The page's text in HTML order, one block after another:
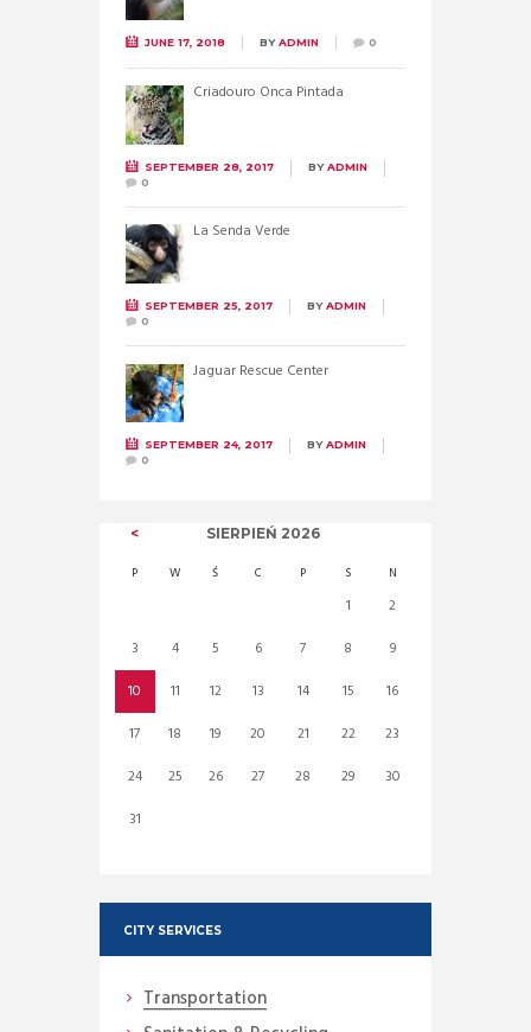
JUNE 17, 2018 BYADMIN 0
Criadouro Onca Pintada
SEPTEMBER 28, 2017 BYADMIN
0
La Senda Verde
SEPTEMBER 25, 2017 BYADMIN
0
Jaguar Rescue Center
SEPTEMBER 24, 2017 BYADMIN
0
SIERPIEŃ 2026
P W Ś C P S N
1
2
3
4 5 6 7 8
9
10
11 12 13 14 15
16
17
18 19 20 21 22
23
24
25 26 27 28 29
30
31
CITY SERVICES
Transportation